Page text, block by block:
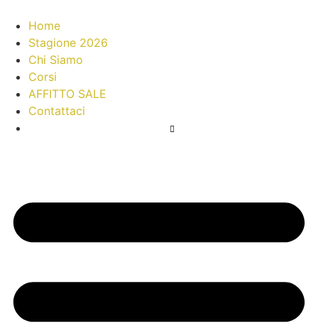
Home
Stagione 2026
Chi Siamo
Corsi
AFFITTO SALE
Contattaci